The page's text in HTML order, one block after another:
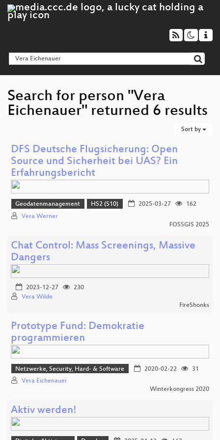
Search for person "Vera
Eichenauer" returned 6 results
Sort by
DFS Deutsche Flugsicherung: Open
Source und Sicherheit bei UAS? Ein
Erfahrungsbericht
Geodatenmanagement HS2 (S10) 2025-03-27
162
Vera Werner
FOSSGIS 2025
Chat Control: Mass Screenings, Massive
Dangers
2023-12-27
230
Vera Wilde
FireShonks
Prototype Fund: Demokratie
programmieren
Netzwerke, Security, Hard- & Software 2020-02-22
31
Vera Eichenauer
Winterkongress 2020
Aktiv werden!